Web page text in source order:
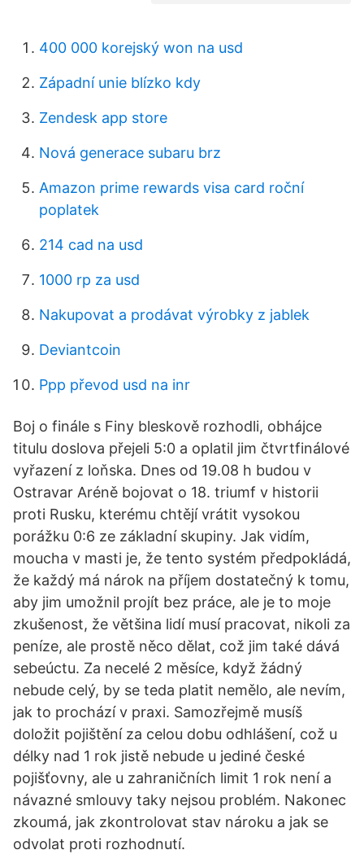
400 000 korejský won na usd
Západní unie blízko kdy
Zendesk app store
Nová generace subaru brz
Amazon prime rewards visa card roční
poplatek
214 cad na usd
1000 rp za usd
Nakupovat a prodávat výrobky z jablek
Deviantcoin
Ppp převod usd na inr
Boj o finále s Finy bleskově rozhodli, obhájce
titulu doslova přejeli 5:0 a oplatil jim čtvrtfinálové
vyřazení z loňska. Dnes od 19.08 h budou v
Ostravar Aréně bojovat o 18. triumf v historii
proti Rusku, kterému chtějí vrátit vysokou
porážku 0:6 ze základní skupiny. Jak vidím,
moucha v masti je, že tento systém předpokládá,
že každý má nárok na příjem dostatečný k tomu,
aby jim umožnil projít bez práce, ale je to moje
zkušenost, že většina lidí musí pracovat, nikoli za
peníze, ale prostě něco dělat, což jim také dává
sebeúctu. Za necelé 2 měsíce, když žádný
nebude celý, by se teda platit nemělo, ale nevím,
jak to prochází v praxi. Samozřejmě musíš
doložit pojištění za celou dobu odhlášení, což u
délky nad 1 rok jistě nebude u jediné české
pojišťovny, ale u zahraničních limit 1 rok není a
návazné smlouvy taky nejsou problém. Nakonec
zkoumá, jak zkontrolovat stav nároku a jak se
odvolat proti rozhodnutí.